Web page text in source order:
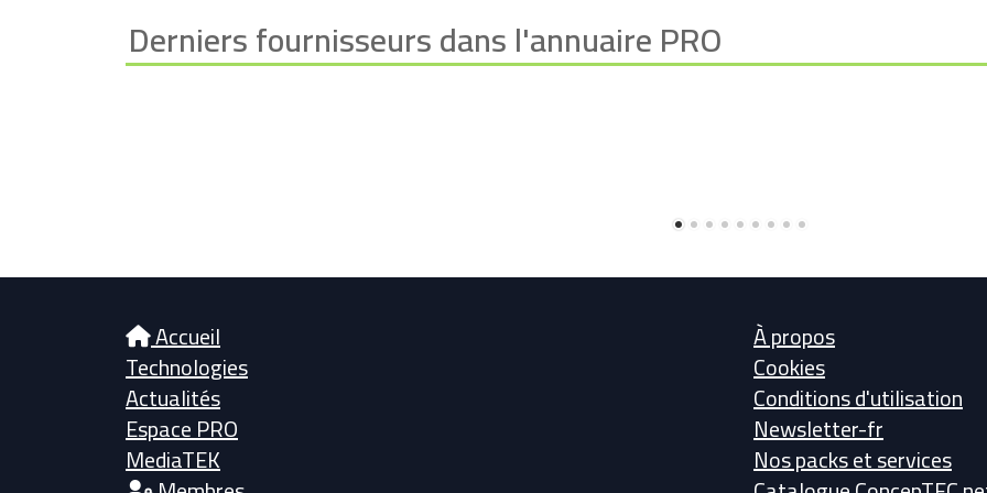
Derniers fournisseurs dans l'annuaire PRO
Accueil
Technologies
Actualités
Espace PRO
MediaTEK
À propos
Cookies
Conditions d'utilisation
Newsletter-fr
Nos packs et services